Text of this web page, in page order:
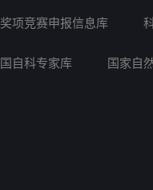
奖项竞赛申报信息库
国自科专家库 国家自